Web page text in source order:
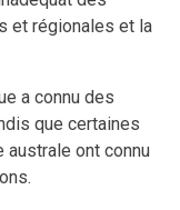
et régionales et la
a connu des
que certaines
ont connu